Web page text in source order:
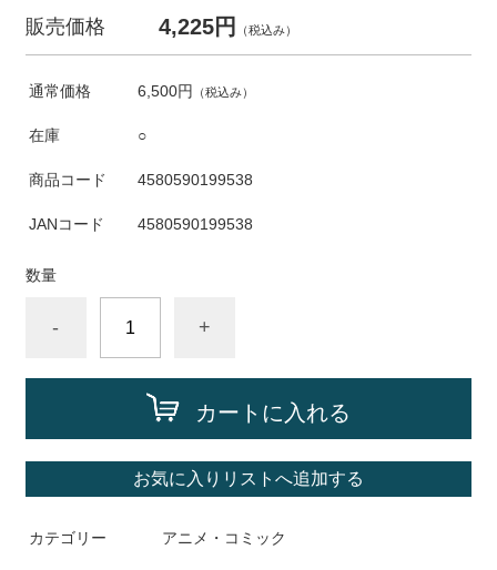
販売価格 4,225円 （税込み）
通常価格 6,500円 （税込み）
在庫 ○
商品コード 4580590199538
JANコード 4580590199538
数量
- +
カートに入れる
お気に入りリストへ追加する
カテゴリー アニメ・コミック